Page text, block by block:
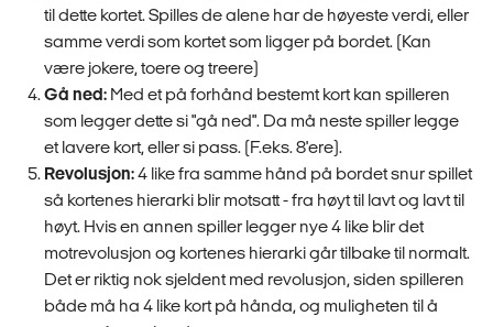
til dette kortet. Spilles de alene har de høyeste verdi, eller
samme verdi som kortet som ligger på bordet. (Kan
være jokere, toere og treere)
Gå ned: Med et på forhånd bestemt kort kan spilleren
som legger dette si "gå ned". Da må neste spiller legge
et lavere kort, eller si pass. (F.eks. 8'ere).
Revolusjon:4 like fra samme hånd på bordet snur spillet
så kortenes hierarki blir motsatt - fra høyt til lavt og lavt til
høyt. Hvis en annen spiller legger nye 4 like blir det
motrevolusjon og kortenes hierarki går tilbake til normalt.
Det er riktig nok sjeldent med revolusjon, siden spilleren
både må ha 4 like kort på hånda, og muligheten til å